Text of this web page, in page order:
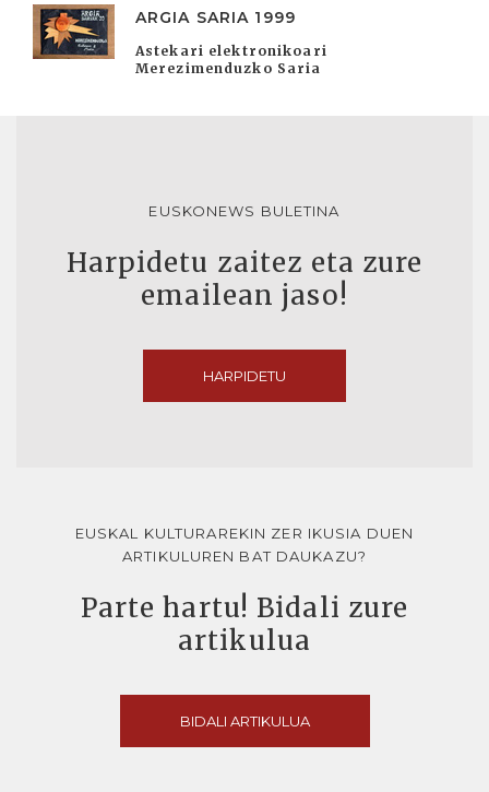
ARGIA SARIA 1999
Astekari elektronikoari
Merezimenduzko Saria
EUSKONEWS BULETINA
Harpidetu zaitez eta zure
emailean jaso!
HARPIDETU
EUSKAL KULTURAREKIN ZER IKUSIA DUEN
ARTIKULUREN BAT DAUKAZU?
Parte hartu! Bidali zure
artikulua
BIDALI ARTIKULUA